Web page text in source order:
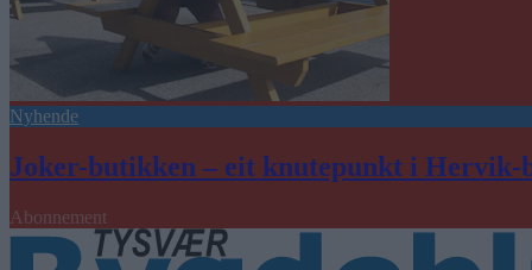
Nyhende
Joker-butikken – eit knutepunkt i Hervik-
Abonnement